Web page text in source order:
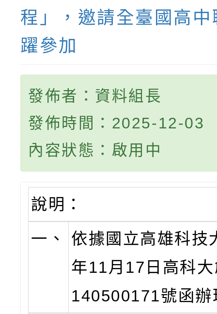
程」，邀請全臺國高
躍參加
發佈者：資料組長
發佈時間：2025-12-03
內容狀態：啟用中
說明：
一、
依據國立高雄科技
年11月17日高科
140500171號函辦